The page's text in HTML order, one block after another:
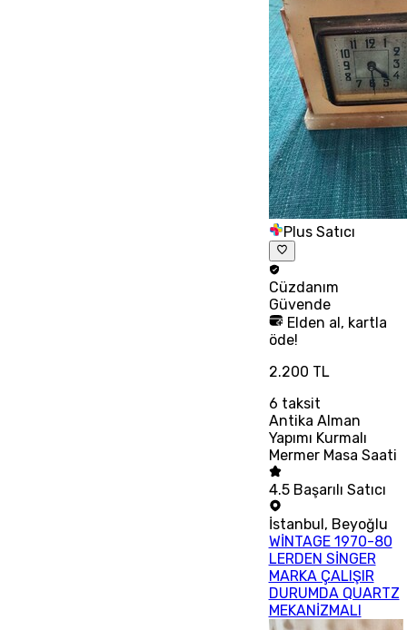
Plus Satıcı
Cüzdanım
Güvende
Elden al, kartla
öde!
2.200 TL
6 taksit
Antika Alman
Yapımı Kurmalı
Mermer Masa Saati
4.5 Başarılı Satıcı
İstanbul, Beyoğlu
WİNTAGE 1970-80
LERDEN SİNGER
MARKA ÇALIŞIR
DURUMDA QUARTZ
MEKANİZMALI